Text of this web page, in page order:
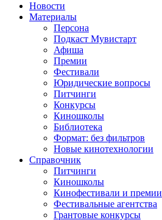
Новости
Материалы
Персона
Подкаст Мувистарт
Афиша
Премии
Фестивали
Юридические вопросы
Питчинги
Конкурсы
Киношколы
Библиотека
Формат: без фильтров
Новые кинотехнологии
Справочник
Питчинги
Киношколы
Кинофестивали и премии
Фестивальные агентства
Грантовые конкурсы